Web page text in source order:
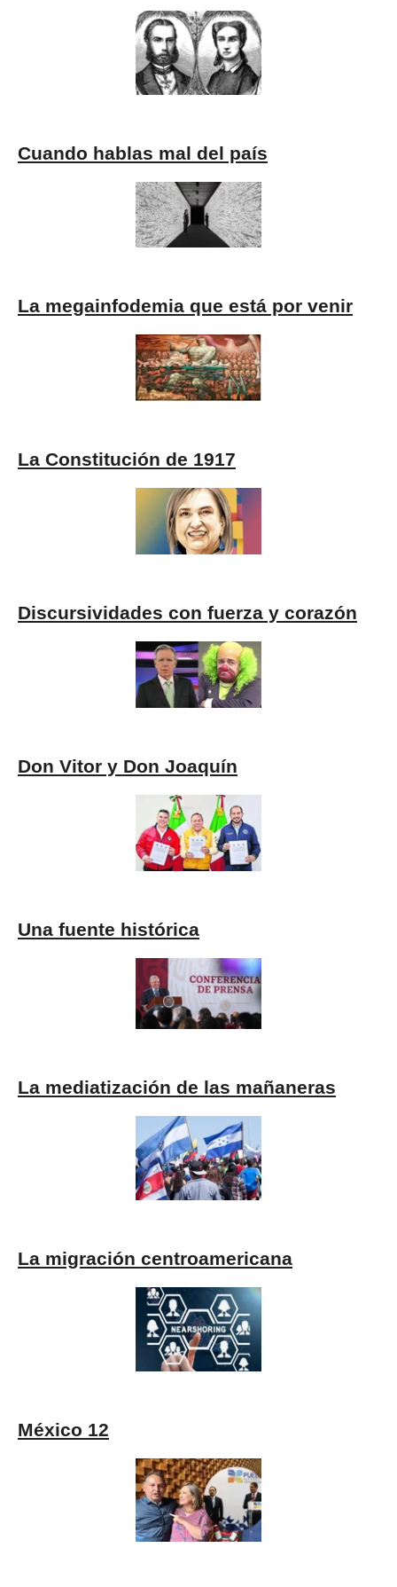
Cuando hablas mal del país
La megainfodemia que está por venir
La Constitución de 1917
Discursividades con fuerza y corazón
Don Vitor y Don Joaquín
Una fuente histórica
La mediatización de las mañaneras
La migración centroamericana
México 12